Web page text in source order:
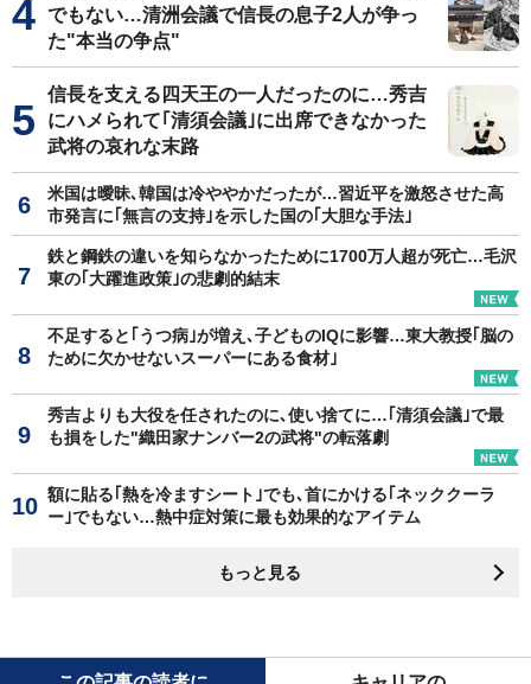
でもない…清洲会議で信長の息子2人が争っ
た"本当の争点"
信長を支える四天王の一人だったのに…秀吉
にハメられて｢清須会議｣に出席できなかった
武将の哀れな末路
米国は曖昧､韓国は冷ややかだったが…習近平を激怒させた高
市発言に｢無言の支持｣を示した国の｢大胆な手法｣
鉄と鋼鉄の違いを知らなかったために1700万人超が死亡…毛沢
東の｢大躍進政策｣の悲劇的結末
不足すると｢うつ病｣が増え､子どものIQに影響…東大教授｢脳の
ために欠かせないスーパーにある食材｣
秀吉よりも大役を任されたのに､使い捨てに…｢清須会議｣で最
も損をした"織田家ナンバー2の武将"の転落劇
額に貼る｢熱を冷ますシート｣でも､首にかける｢ネッククーラ
ー｣でもない…熱中症対策に最も効果的なアイテム
もっと見る